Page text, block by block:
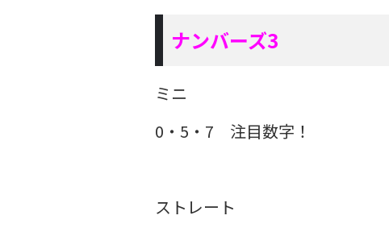
ナンバーズ3
ミニ
0・5・7 注目数字！
ストレート